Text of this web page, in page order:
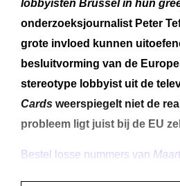
lobbyisten Brussel in hun
onderzoeksjournalist Peter
grote invloed kunnen
besluitvorming van de
stereotype lobbyist uit de
Cards weerspiegelt niet de
probleem ligt juist bij de EU
Bestel losse nummers van